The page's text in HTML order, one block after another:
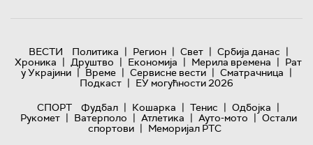
ВЕСТИ Политика | Регион | Свет | Србија данас |
Хроника | Друштво | Економија | Мерила времена | Рат
у Украјини | Време | Сервисне вести | Сматрачница |
Подкаст | ЕУ могућности 2026
СПОРТ
Фудбал | Кошарка | Тенис | Одбојка |
Рукомет | Ватерполо | Атлетика | Ауто-мото | Остали
спортови | Меморијал РТС